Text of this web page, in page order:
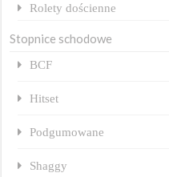
Rolety dościenne
Stopnice schodowe
BCF
Hitset
Podgumowane
Shaggy